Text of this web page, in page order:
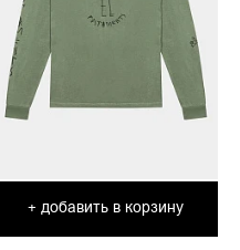
+ добавить в корзину